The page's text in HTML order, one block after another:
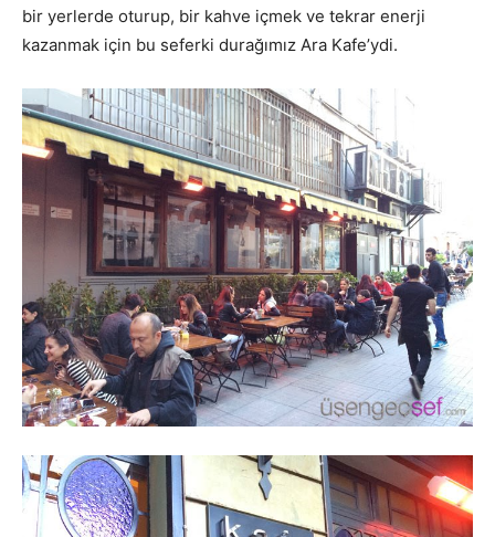
bir yerlerde oturup, bir kahve içmek ve tekrar enerji
kazanmak için bu seferki durağımız Ara Kafe’ydi.